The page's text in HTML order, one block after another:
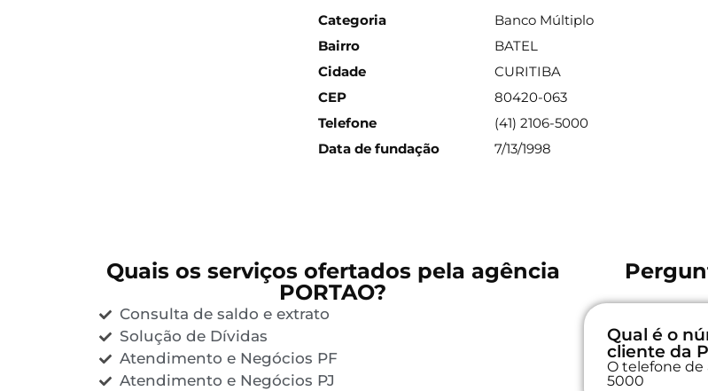
Categoria
Banco Múltiplo
Bairro
BATEL
Cidade
CURITIBA
CEP
80420-063
Telefone
(41) 2106-5000
Data de fundação
7/13/1998
Quais os serviços ofertados pela agência
PORTAO?
Consulta de saldo e extrato
Solução de Dívidas
Atendimento e Negócios PF
Atendimento e Negócios PJ
Qual é o
cliente da
O telefone de
5000